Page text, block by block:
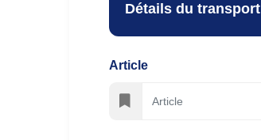
Détails du transport
Article